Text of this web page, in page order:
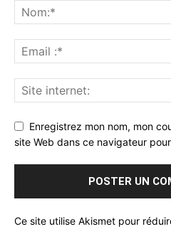
Enregistrez mon nom, mon
site Web dans ce navigateur
Ce site utilise Akismet pour